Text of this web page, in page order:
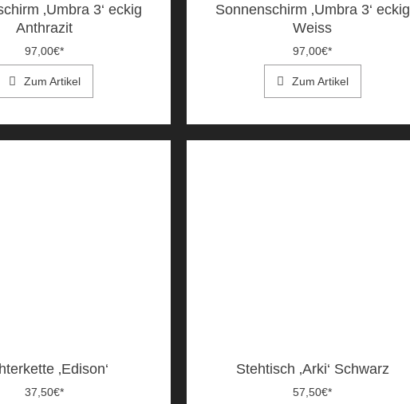
‚Umbra 3‘ eckig
Anthrazit
97,00€*
Zum Artikel
Sonnenschirm ‚Umbra 3‘ eckig
Weiss
97,00€*
Zum Artikel
‚Edison‘
37,50€*
Stehtisch ‚Arki‘ Schwarz
57,50€*